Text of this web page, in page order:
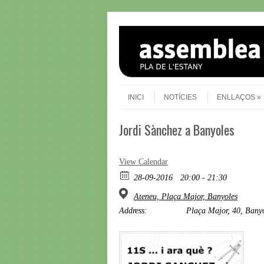
Menu
INICI
NOTÍCIES ENLLAÇOS
Jordi Sànchez a Banyoles
View Calendar
28-09-2016
20:00 - 21:30
Ateneu, Plaça Major, Banyoles
Address:
Plaça Major, 40,